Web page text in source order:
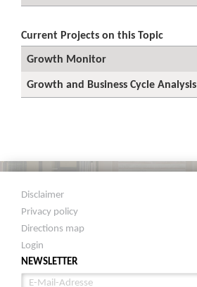
Current Projects on this Topic
Growth Monitor
Growth and Business Cycle Analysis
Disclaimer
Privacy policy
Directions map
Login
NEWSLETTER